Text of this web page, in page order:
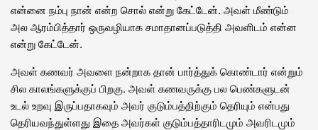
என்னை நம்பு நான் என்ற சொல் என்று கேட்டேன். அவள் மீண்டும்
அல ஆரம்பித்தார் ஒருவழியாக சமாதானப்படுத்தி அவளிடம் என்ன
என்று கேட்டேன்.
அவள் கணவர் அவளை நன்றாக தான் பார்த்துக் கொண்டார் என்றும்
சில காலங்களுக்குப் பிறகு. அவள் கணவருக்கு பல பெண்களுடன்
உடல் உறவு இருப்பதாகவும் அவர் குடும்பத்திற்கும் தெரியும் என்பது
தெரியவந்துள்ளது இதை அவர்கள் குடும்பத்தாரிடமும் அவரிடமும்